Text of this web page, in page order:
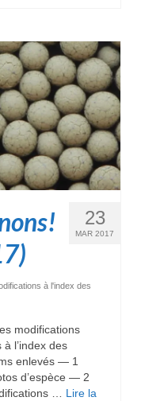
23
MAR 2017
à l'index des
modifications
l’index des
enlevés — 1
d’espèce — 2
… Lire la